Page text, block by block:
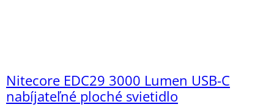
Nitecore EDC29 3000 Lumen USB-C
nabíjateľné ploché svietidlo